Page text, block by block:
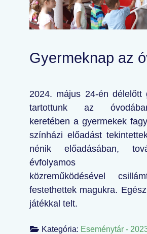
Gyermeknap az
2024. május 24-én délelőtt
tartottunk az
keretében a gyermekek
színházi előadást
nénik előadásában,
évfolyamos
közreműködésével
festethettek magukra.
játékkal telt.
Kategória: Eseménytár -